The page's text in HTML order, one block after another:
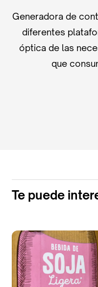
Generadora de
diferentes
óptica de las
que
Te puede